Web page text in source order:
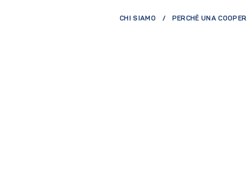
CHI SIAMO PERCHÈ UNA